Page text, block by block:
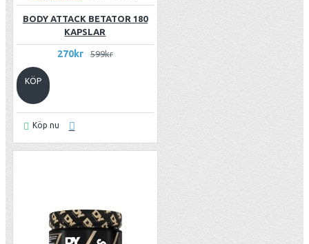
BODY ATTACK BETATOR 180
KAPSLAR
270kr 599kr
KÖP
Köp nu